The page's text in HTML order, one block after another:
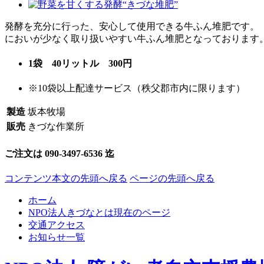
発酵を充分に行った、安心して使用できる牛ふん堆肥です。
においが少なく取り扱いやすい牛ふん堆肥となっております
1袋 40リットル 300円
※10袋以上配達サービス（秩父郡市内に限ります）
製造 坂本牧場
販売 きづな作業所
ご注文は 090-3497-6536 迄
コンテンツ本文の先頭へ戻る ページの先頭へ戻る
ホーム
NPO法人きづなとは現在のページ
交通アクセス
お知らせ一覧